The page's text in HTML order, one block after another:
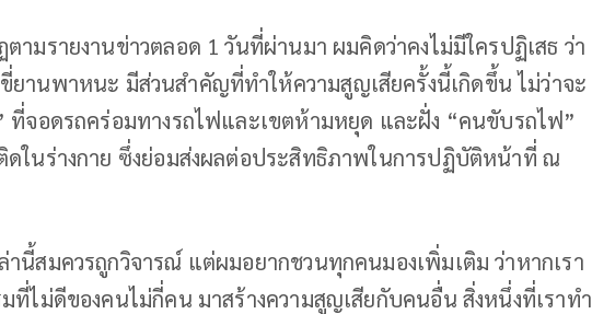
ามรายงานข่าวตลอด 1 วันที่ผ่านมา ผมคิดว่าคงไม่มีใครปฏิเสธ ว่า
ยานพาหนะ มีส่วนสำคัญที่ทำให้ความสูญเสียครั้งนี้เกิดขึ้น ไม่ว่าจะ
ที่จอดรถคร่อมทางรถไฟและเขตห้ามหยุด และฝั่ง “คนขับรถไฟ”
ดในร่างกาย ซึ่งย่อมส่งผลต่อประสิทธิภาพในการปฏิบัติหน้าที่ ณ
นี้สมควรถูกวิจารณ์ แต่ผมอยากชวนทุกคนมองเพิ่มเติม ว่าหากเรา
ที่ไม่ดีของคนไม่กี่คน มาสร้างความสูญเสียกับคนอื่น สิ่งหนึ่งที่เราทำ